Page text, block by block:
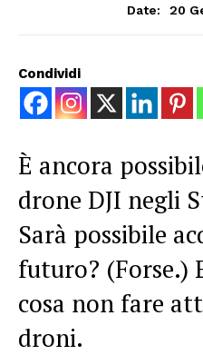
Date:
20
Condividi
È ancora
drone DJI negli
Sarà possibile
futuro? (Forse.)
cosa non fare
droni.